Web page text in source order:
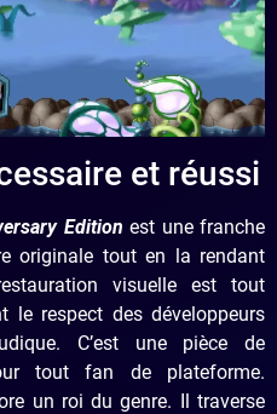
et réussi
Edition est une franche
originale tout en la rendant
visuelle est tout
le respect des développeurs
C’est une pièce de
tout fan de plateforme.
un roi du genre. Il traverse